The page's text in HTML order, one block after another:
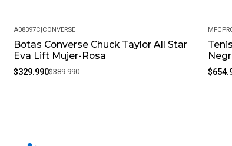
-15%
A08397C|CONVERSE
Botas Converse Chuck Taylor All Star
Eva Lift Mujer-Rosa
$329.990$389.990
-10%